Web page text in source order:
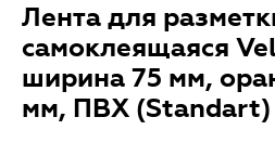
Лента для
самоклеящаяся
ширина 75 мм,
мм, ПВХ (Standart)